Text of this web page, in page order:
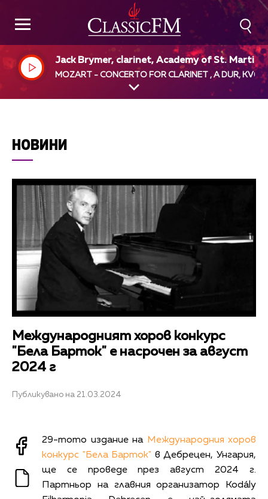
Jack Brymer, clarinet, Academy of St. Martin
the Fields, Neville Marriner, dir
MOZART - CONCERTO FOR CLARINET , A DUR,
НОВИНИ
Международният хоров конкурс
"Бела Барток" е насрочен за август
2024 г
Публикувано на 21.03.2024
29-тото издание на Международния хоров
конкурс "Бела Барток" в Дебрецен, Унгария,
ще се проведе през август 2024 г.
Партньор на главния организатор Kodály